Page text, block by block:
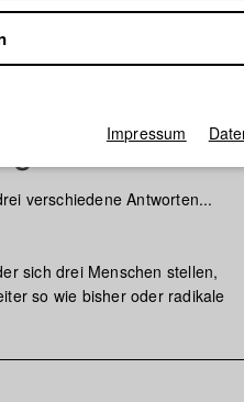
verschiedene Antworten...
sich drei Menschen stellen,
so wie bisher oder radikale
Impressum